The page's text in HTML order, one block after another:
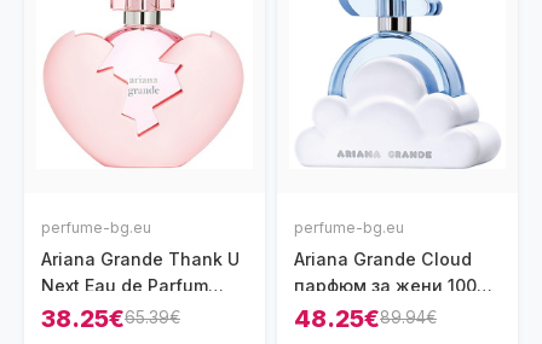
perfume-bg.eu
Ariana Grande Thank U
Next Eau de Parfum
парфюм за жени 100
38.25€65.39€
perfume-bg.eu
Ariana Grande Cloud
парфюм за жени 100
мл - EDP
48.25€89.94€